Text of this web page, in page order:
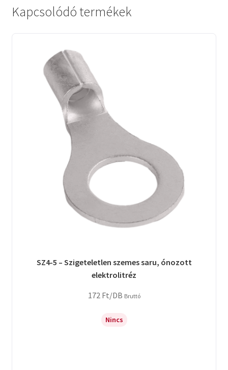
Kapcsolódó termékek
SZ4-5 – Szigeteletlen szemes saru, ónozott
elektrolitréz
172 Ft/DB Bruttó
Nincs